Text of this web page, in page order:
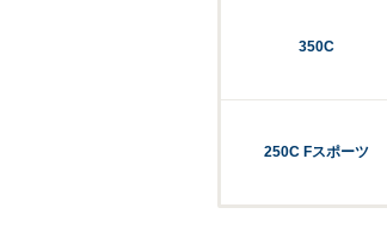
350C
250C Fスポーツ